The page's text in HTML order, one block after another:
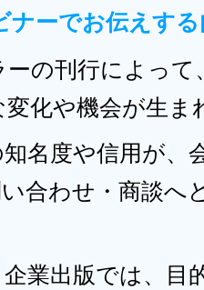
ナーでお伝えす
の刊行によって
化や機会が生ま
名度や信用が、
合わせ・商談へ
業出版では、目